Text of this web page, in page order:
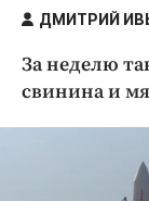
ДМИТРИЙ
За неделю
свинина и